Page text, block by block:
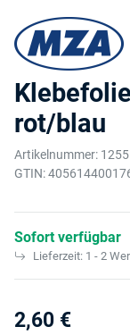
rot/blau
Artikelnummer: 1255
GTIN:
Sofort verfügbar
Lieferzeit: 1 - 2
2,60 €